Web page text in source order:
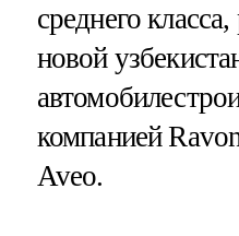
среднего
новой
компанией
Aveo.